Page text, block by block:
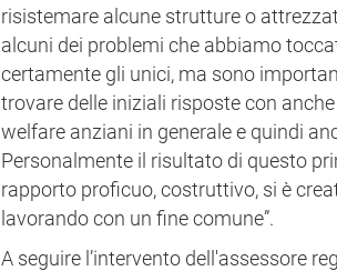
risistemare alcune strutture o
alcuni dei problemi che abbiamo
certamente gli unici, ma sono
trovare delle iniziali risposte con
welfare anziani in generale e quindi
Personalmente il risultato di questo
rapporto proficuo, costruttivo, si è
lavorando con un fine comune”.
A seguire l’intervento dell'assessore